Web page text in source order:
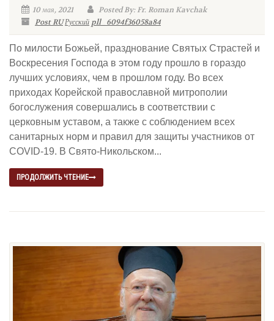
10 мая, 2021
Posted By: Fr. Roman Kavchak
Post RUРусский pll_6094f36058a84
По милости Божьей, празднование Святых Страстей и
Воскресения Господа в этом году прошло в гораздо
лучших условиях, чем в прошлом году. Во всех
приходах Корейской православной митрополии
богослужения совершались в соответствии с
церковным уставом, а также с соблюдением всех
санитарных норм и правил для защиты участников от
COVID-19. В Свято-Никольском...
ПРОДОЛЖИТЬ ЧТЕНИЕ